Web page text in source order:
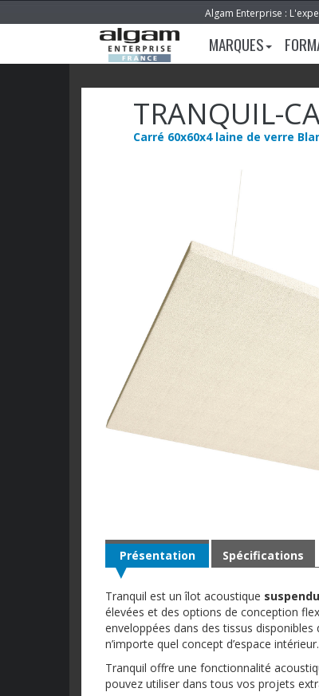
Algam Enterprise :
MARQUES
TRANQUIL-
Carré 60x60x4 laine de verre
Présentation
Tranquil est un îlot acoustique suspendu
élevées et des options de conception
enveloppées dans des tissus
n’importe quel concept d’espace intérieur.
Tranquil offre une fonctionnalité
pouvez utiliser dans tous vos projets
Spécifications